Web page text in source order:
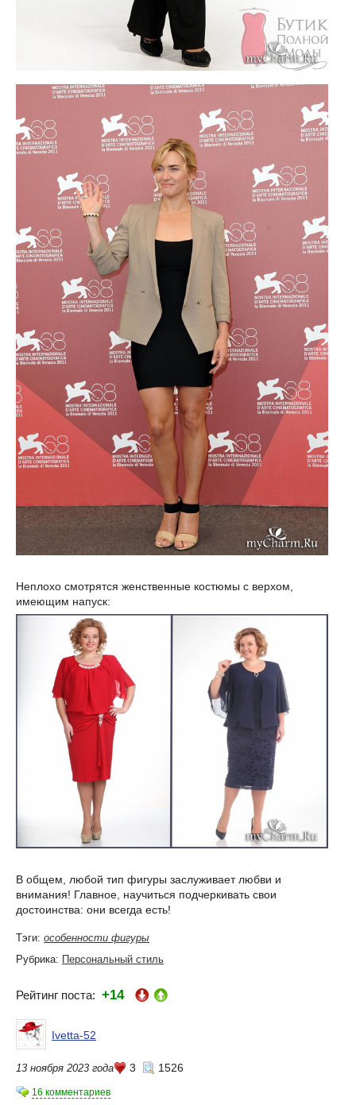
Неплохо смотрятся женственные костюмы с верхом,
имеющим напуск:
В общем, любой тип фигуры заслуживает любви и
внимания! Главное, научиться подчеркивать свои
достоинства: они всегда есть!
Тэги: особенности фигуры
Рубрика: Персональный стиль
Рейтинг поста: +14
Ivetta-52
13 ноября 2023 года 3 1526
16 комментариев